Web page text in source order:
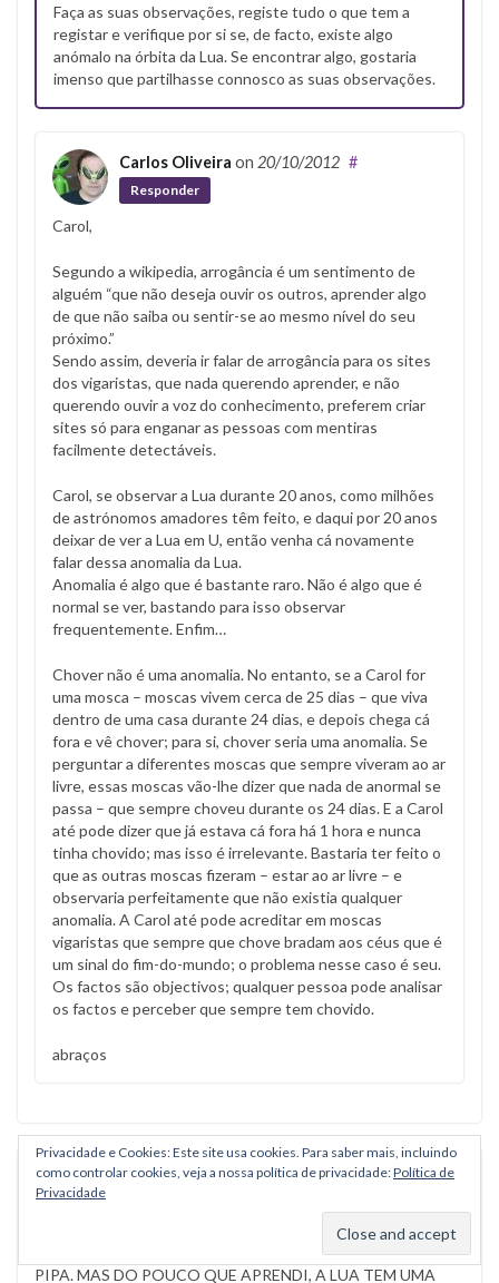
Faça as suas observações, registe tudo o que tem a
registar e verifique por si se, de facto, existe algo
anómalo na órbita da Lua. Se encontrar algo, gostaria
imenso que partilhasse connosco as suas observações.
Carlos Oliveira on 20/10/2012 #
Responder
Carol,
Segundo a wikipedia, arrogância é um sentimento de
alguém “que não deseja ouvir os outros, aprender algo
de que não saiba ou sentir-se ao mesmo nível do seu
próximo.”
Sendo assim, deveria ir falar de arrogância para os sites
dos vigaristas, que nada querendo aprender, e não
querendo ouvir a voz do conhecimento, preferem criar
sites só para enganar as pessoas com mentiras
facilmente detectáveis.
Carol, se observar a Lua durante 20 anos, como milhões
de astrónomos amadores têm feito, e daqui por 20 anos
deixar de ver a Lua em U, então venha cá novamente
falar dessa anomalia da Lua.
Anomalia é algo que é bastante raro. Não é algo que é
normal se ver, bastando para isso observar
frequentemente. Enfim…
Chover não é uma anomalia. No entanto, se a Carol for
uma mosca – moscas vivem cerca de 25 dias – que viva
dentro de uma casa durante 24 dias, e depois chega cá
fora e vê chover; para si, chover seria uma anomalia. Se
perguntar a diferentes moscas que sempre viveram ao ar
livre, essas moscas vão-lhe dizer que nada de anormal se
passa – que sempre choveu durante os 24 dias. E a Carol
até pode dizer que já estava cá fora há 1 hora e nunca
tinha chovido; mas isso é irrelevante. Bastaria ter feito o
que as outras moscas fizeram – estar ao ar livre – e
observaria perfeitamente que não existia qualquer
anomalia. A Carol até pode acreditar em moscas
vigaristas que sempre que chove bradam aos céus que é
um sinal do fim-do-mundo; o problema nesse caso é seu.
Os factos são objectivos; qualquer pessoa pode analisar
os factos e perceber que sempre tem chovido.
abraços
cristiana silvaon19/10/2012 # Responder
SOU LEIGA NESSE E EM QUASE TODOS OUTROS
ASSUNTOS. PULEI O MURO DA ESCOLA PRA SOLTAR
PIPA. MAS DO POUCO QUE APRENDI, A LUA TEM UMA
Privacidade e Cookies: Este site usa cookies. Para saber mais, incluindo
como controlar cookies, veja a nossa política de privacidade:Política de
Privacidade